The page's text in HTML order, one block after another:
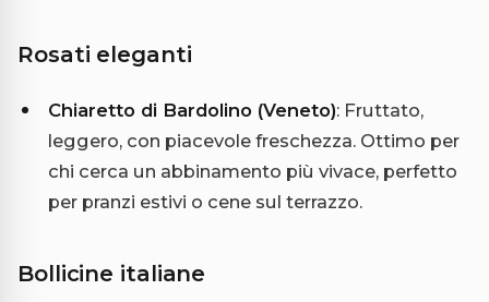
Rosati eleganti
Chiaretto di Bardolino (Veneto): Fruttato,
leggero, con piacevole freschezza. Ottimo per
chi cerca un abbinamento più vivace, perfetto
per pranzi estivi o cene sul terrazzo.
Bollicine italiane